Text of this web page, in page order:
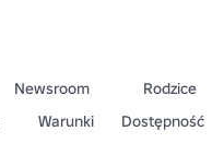
Newsroom
Rodzice
Warunki Dostępność